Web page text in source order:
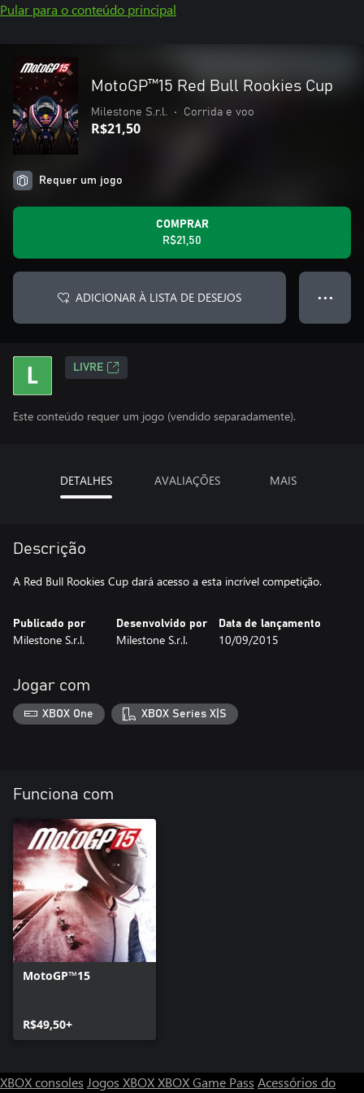
Pular para o conteúdo principal
MotoGP™15 Red Bull Rookies Cup
Milestone S.r.l. • Corrida e voo
R$21,50
Requer um jogo
COMPRAR
R$21,50
ADICIONAR À LISTA DE DESEJOS ● ● ●
LIVRE
Este conteúdo requer um jogo (vendido separadamente).
DETALHES AVALIAÇÕES MAIS
Descrição
A Red Bull Rookies Cup dará acesso a esta incrível competição.
Publicado por
Milestone S.r.l.
Desenvolvido por
Milestone S.r.l.
Data de lançamento
10/09/2015
Jogar com
XBOX One XBOX Series X|S
Funciona com
MotoGP™15
R$49,50+
XBOX consoles Jogos XBOXXBOX Game Pass Acessórios do